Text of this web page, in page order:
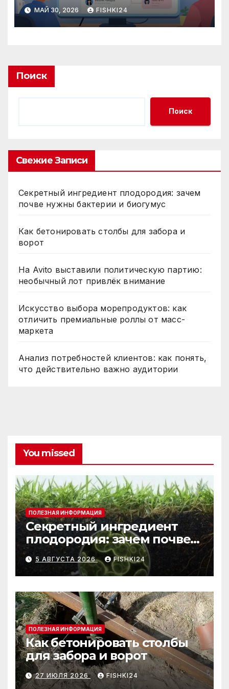
действительно важно
аудитории
МАЙ 30, 2026 FISHKI24
Поиск
Поиск
Свежие Записи
Секретный ингредиент плодородия: зачем
почве нужны бактерии и биогумус
Как бетонировать столбы для забора и
ворот
На Avito выставили политическую партию:
необычный лот привлёк внимание
Искусство выбора морепродуктов: как
отличить премиальные роллы от масс-
маркета
Анализ потребностей клиентов: как понять,
что действительно важно аудитории
You missed
ПОЛЕЗНАЯ ИНФОРМАЦИЯ
Секретный ингредиент
плодородия: зачем почве
нужны бактерии и
биогумус
5 АВГУСТА 2026 FISHKI24
ПОЛЕЗНАЯ ИНФОРМАЦИЯ
Как бетонировать столбы
для забора и ворот
27 ИЮЛЯ 2026 FISHKI24